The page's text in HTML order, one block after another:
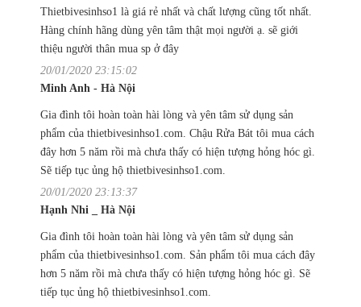
Thietbivesinhso1 là giá rẻ nhất và chất lượng cũng tốt nhất.
Hàng chính hãng dùng yên tâm thật mọi người ạ. sẽ giới
thiệu người thân mua sp ở đây
20/01/2020 23:15:02
Minh Anh - Hà Nội
Gia đình tôi hoàn toàn hài lòng và yên tâm sử dụng sản
phẩm của thietbivesinhso1.com. Chậu Rửa Bát tôi mua cách
đây hơn 5 năm rồi mà chưa thấy có hiện tượng hỏng hóc gì.
Sẽ tiếp tục ủng hộ thietbivesinhso1.com.
20/01/2020 23:13:37
Hạnh Nhi _ Hà Nội
Gia đình tôi hoàn toàn hài lòng và yên tâm sử dụng sản
phẩm của thietbivesinhso1.com. Sản phẩm tôi mua cách đây
hơn 5 năm rồi mà chưa thấy có hiện tượng hỏng hóc gì. Sẽ
tiếp tục ủng hộ thietbivesinhso1.com.